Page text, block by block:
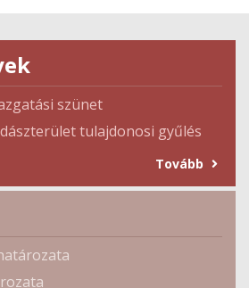
szünet
tulajdonosi gyűlés
Tovább